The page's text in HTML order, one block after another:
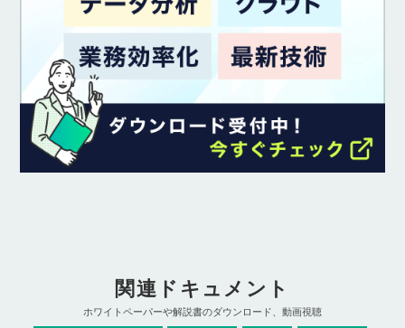
関連ドキュメント
ホワイトペーパーや解説書のダウンロード、動画視聴